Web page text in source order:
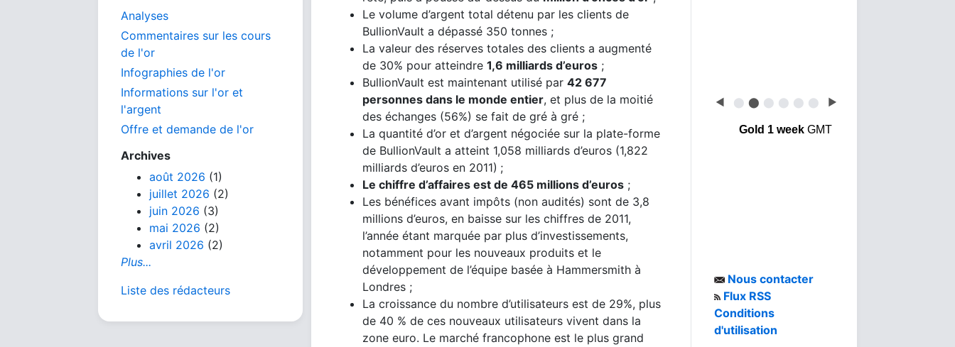
Analyses
Commentaires sur les cours
de l'or
Infographies de l'or
Informations sur l'or et
l'argent
Offre et demande de l'or
Archives
août 2026 (1)
juillet 2026 (2)
juin 2026 (3)
mai 2026 (2)
avril 2026 (2)
Plus...
Liste des rédacteurs
Le volume d’argent total détenu par les clients de
BullionVault a dépassé 350 tonnes ;
La valeur des réserves totales des clients a augmenté
de 30% pour atteindre 1,6 milliards d’euros ;
BullionVault est maintenant utilisé par 42 677
personnes dans le monde entier, et plus de la moitié
des échanges (56%) se fait de gré à gré ;
La quantité d’or et d’argent négociée sur la plate-forme
de BullionVault a atteint 1,058 milliards d’euros (1,822
milliards d’euros en 2011) ;
Le chiffre d’affaires est de 465 millions d’euros ;
Les bénéfices avant impôts (non audités) sont de 3,8
millions d’euros, en baisse sur les chiffres de 2011,
l’année étant marquée par plus d’investissements,
notamment pour les nouveaux produits et le
développement de l’équipe basée à Hammersmith à
Londres ;
La croissance du nombre d’utilisateurs est de 29%, plus
de 40 % de ces nouveaux utilisateurs vivent dans la
zone euro. Le marché francophone est le plus grand
◀ ⬤ ⬤ ⬤ ⬤ ⬤ ⬤ ▶
Gold 1 weekGMT
Nous contacter
Flux RSS
Conditions
d'utilisation